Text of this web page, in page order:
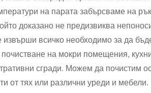
на парата забърсваме на
доказано не предизвиква
всичко необходимо за да
на мокри помещения,
сгради. Можем да почистим
от тях или различни уреди и мебели.